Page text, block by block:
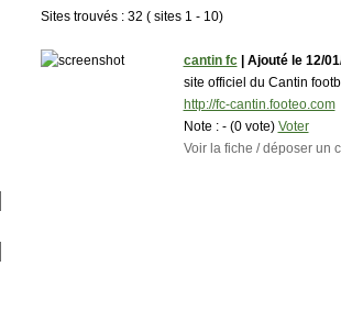
Sites trouvés : 32 ( sites 1 - 10)
cantin fc| Ajouté le 12/
site officiel du Cantin
http://fc-cantin.footeo.com
Note : - (0 vote) Voter
Voir la fiche / déposer un